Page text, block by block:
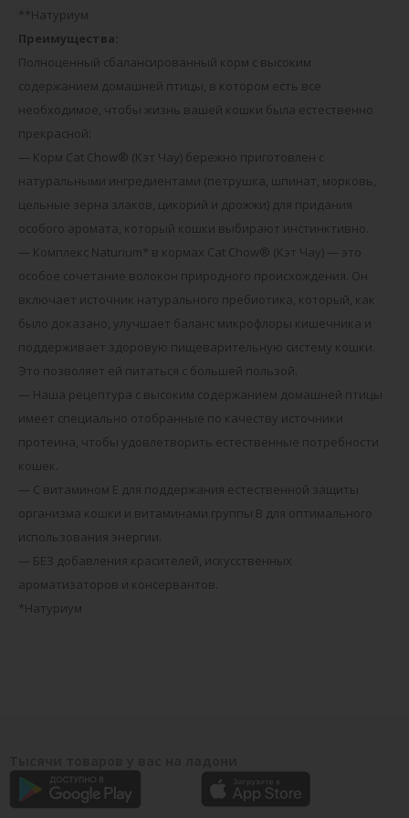
**Натуриум
Преимущества:
Полноценный сбалансиро­ванный корм с высоким
содержанием домашней птицы, в котором есть все
необходимое, чтобы жизнь вашей кошки была естественно
прекрасной:
— Корм Cat Chow® (Кэт Чау) бережно приготовлен с
натуральными ингредиентами (петрушка, шпинат, морковь,
цельные зерна злаков, цикорий и дрожжи) для придания
особого аромата, который кошки выбирают инстинктивно.
— Комплекс Naturium* в кормах Cat Chow® (Кэт Чау) — это
особое сочетание волокон природного происхождения. Он
включает источник натурального пребиотика, который, как
было доказано, улучшает баланс микрофлоры кишечника и
поддерживает здоровую пищеварительную систему кошки.
Это позволяет ей питаться с большей пользой.
— Наша рецептура с высоким содержанием домашней птицы
имеет специально отобранные по качеству источники
протеина, чтобы удовлетворить естественные потребности
кошек.
— С витамином E для поддержания естественной защиты
организма кошки и витаминами группы B для оптимального
использования энергии.
— БЕЗ добавления красителей, искусственных
ароматизаторов и консервантов.
*Натуриум